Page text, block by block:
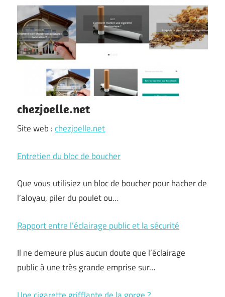
chezjoelle.net
Site web :chezjoelle.net
Entretien du bloc de boucher
Que vous utilisiez un bloc de boucher pour hacher de
l’aloyau, piler du poulet ou…
Rapport entre l’éclairage public et la sécurité
Il ne demeure plus aucun doute que l’éclairage
public à une très grande emprise sur…